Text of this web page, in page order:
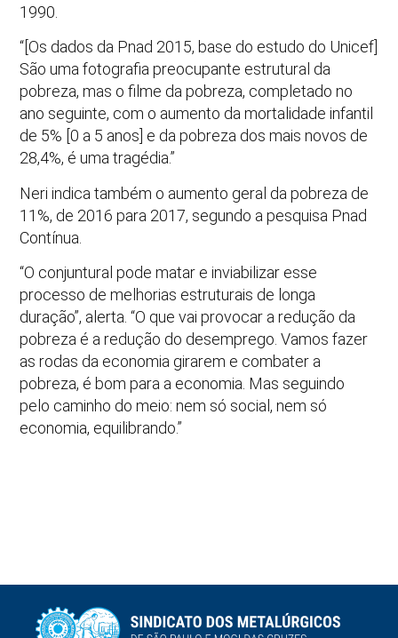
1990.
“[Os dados da Pnad 2015, base do estudo do Unicef]
São uma fotografia preocupante estrutural da
pobreza, mas o filme da pobreza, completado no
ano seguinte, com o aumento da mortalidade infantil
de 5% [0 a 5 anos] e da pobreza dos mais novos de
28,4%, é uma tragédia.”
Neri indica também o aumento geral da pobreza de
11%, de 2016 para 2017, segundo a pesquisa Pnad
Contínua.
“O conjuntural pode matar e inviabilizar esse
processo de melhorias estruturais de longa
duração”, alerta. “O que vai provocar a redução da
pobreza é a redução do desemprego. Vamos fazer
as rodas da economia girarem e combater a
pobreza, é bom para a economia. Mas seguindo
pelo caminho do meio: nem só social, nem só
economia, equilibrando.”